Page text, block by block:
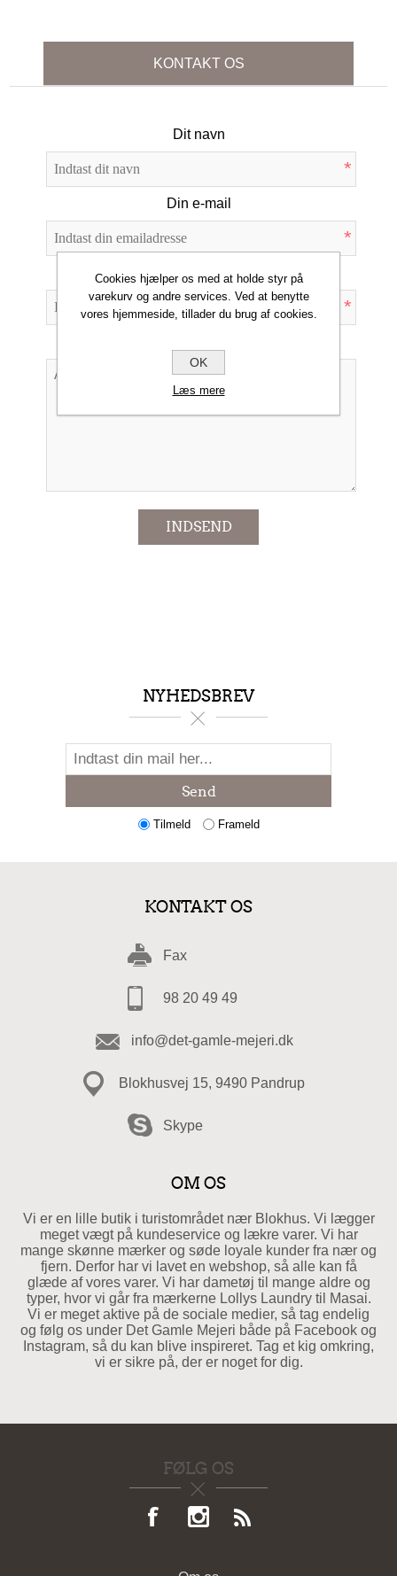
KONTAKT OS
Dit navn
*
Din e-mail
*
Emne:
*
INDSEND
NYHEDSBREV
Send
Tilmeld Frameld
KONTAKT OS
Fax
98 20 49 49
info@det-gamle-mejeri.dk
Blokhusvej 15, 9490 Pandrup
Skype
OM OS
Vi er en lille butik i turistområdet nær Blokhus. Vi lægger
meget vægt på kundeservice og lækre varer. Vi har
mange skønne mærker og søde loyale kunder fra nær og
fjern. Derfor har vi lavet en webshop, så alle kan få
glæde af vores varer. Vi har dametøj til mange aldre og
typer, hvor vi går fra mærkerne Lollys Laundry til Masai.
Vi er meget aktive på de sociale medier, så tag endelig
og følg os under Det Gamle Mejeri både på Facebook og
Instagram, så du kan blive inspireret. Tag et kig omkring,
vi er sikre på, der er noget for dig.
FØLG OS
Cookies hjælper os med at holde styr på
varekurv og andre services. Ved at benytte
vores hjemmeside, tillader du brug af cookies.
OK
Læs mere